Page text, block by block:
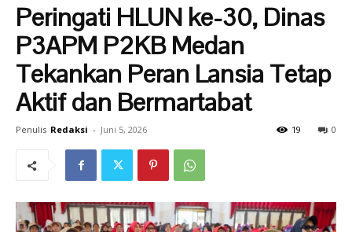
Peringati HLUN ke-30, Dinas
P3APM P2KB Medan
Tekankan Peran Lansia Tetap
Aktif dan Bermartabat
Penulis Redaksi - Juni 5, 2026 0
19